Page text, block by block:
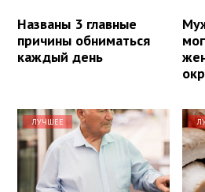
Названы 3 главные
причины обниматься
каждый день
ЛУЧШЕЕ